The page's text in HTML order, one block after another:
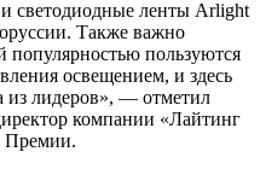
светодиодные ленты Arlight
Также важно
популярностью пользуются
освещением, и здесь
лидеров», — отметил
компании «Лайтинг
Премии.